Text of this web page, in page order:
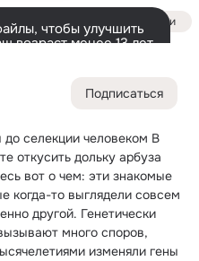
Подписаться
селекции человеком В
откусить дольку арбуза
вот о чем: эти знакомые
когда-то выглядели совсем
другой. Генетически
много споров,
изменяли гены
Войти
чтобы улучшить
возраст менее 13 лет,
Ещё